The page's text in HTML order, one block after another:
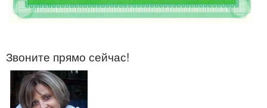
Звоните прямо сейчас!